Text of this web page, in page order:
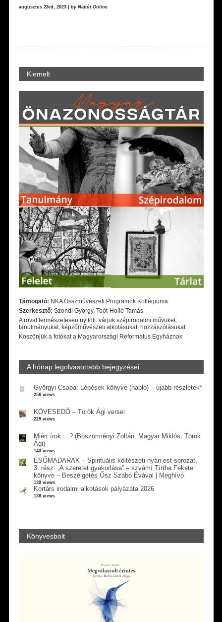
augusztus 23rd, 2023 | by Napút Online
Kiemelt
Támogató: NKA Összművészeti Programok Kollégiuma
Szerkesztő: Szondi György, Toót-Holló Tamás
A rovat természetesen nyitott: várjuk szépirodalmi művüket,
tanulmányukat, képzőművészeti alkotásukat, hozzászólásukat.
Köszönjük a fotókat a Magyarországi Református Egyháznak
A hónap legolvasottabb bejegyzései
Györgyi Csaba: Lépések könyve (napló) – újabb részletek*
256 views
KÖVESEDŐ – Török Ági versei
229 views
Miért írok… ? (Böszörményi Zoltán, Magyar Miklós, Török
Ági)
143 views
ESŐMADARAK – Spirituális költészeti nyári est-sorozat,
3. rész: „A szeretet gyakorlása” – szvámí Tírtha Fekete
könyve – Beszélgetés Ősz Szabó Évával | Meghívó
139 views
Kortárs irodalmi alkotások pályázata 2026
138 views
Könyvesbolt